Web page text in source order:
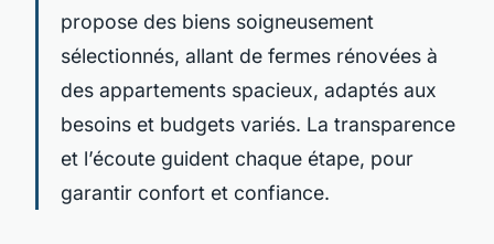
propose des biens soigneusement
sélectionnés, allant de fermes rénovées à
des appartements spacieux, adaptés aux
besoins et budgets variés. La transparence
et l’écoute guident chaque étape, pour
garantir confort et confiance.